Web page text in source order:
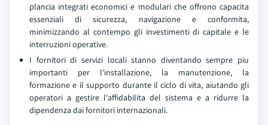
plancia integrati economici e modulari che offrono capacita
essenziali di sicurezza, navigazione e conformita,
minimizzando al contempo gli investimenti di capitale e le
interruzioni operative.
I fornitori di servizi locali stanno diventando sempre piu
importanti per l'installazione, la manutenzione, la
formazione e il supporto durante il ciclo di vita, aiutando gli
operatori a gestire l'affidabilita del sistema e a ridurre la
dipendenza dai fornitori internazionali.